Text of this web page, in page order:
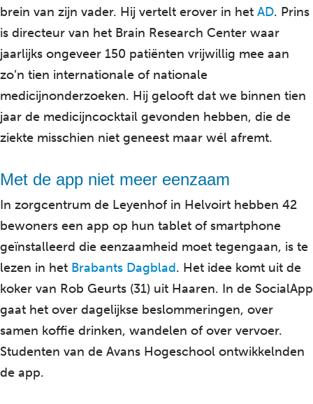
brein van zijn vader. Hij vertelt erover in het AD. Prins
is directeur van het Brain Research Center waar
jaarlijks ongeveer 150 patiënten vrijwillig mee aan
zo’n tien internationale of nationale
medicijnonderzoeken. Hij gelooft dat we binnen tien
jaar de medicijncocktail gevonden hebben, die de
ziekte misschien niet geneest maar wél afremt.
Met de app niet meer eenzaam
In zorgcentrum de Leyenhof in Helvoirt hebben 42
bewoners een app op hun tablet of smartphone
geïnstalleerd die eenzaamheid moet tegengaan, is te
lezen in het Brabants Dagblad. Het idee komt uit de
koker van Rob Geurts (31) uit Haaren. In de SocialApp
gaat het over dagelijkse beslommeringen, over
samen koffie drinken, wandelen of over vervoer.
Studenten van de Avans Hogeschool ontwikkelnden
de app.